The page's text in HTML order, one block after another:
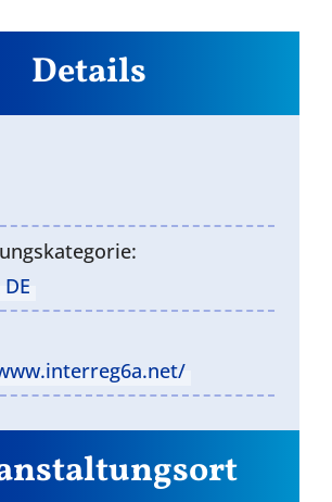
Details